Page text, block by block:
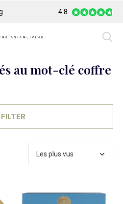
Safe Payment
4.8
au mot-clé coffre
FILTER